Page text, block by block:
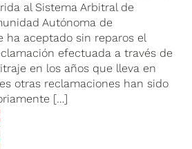
al Sistema Arbitral de
Autónoma de
ha aceptado sin reparos el
efectuada a través de
en los años que lleva en
otras reclamaciones han sido
[…]